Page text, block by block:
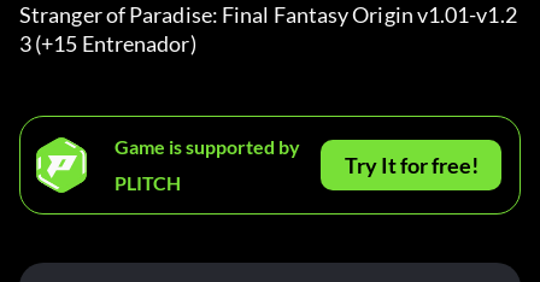
Stranger of Paradise: Final Fantasy Origin v1.01-v1.2
3 (+15 Entrenador)
Game is supported by
PLITCH
Try It for free!